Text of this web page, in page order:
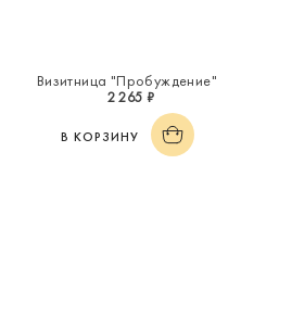
Визитница "Пробуждение"
2 265 ₽
В КОРЗИНУ